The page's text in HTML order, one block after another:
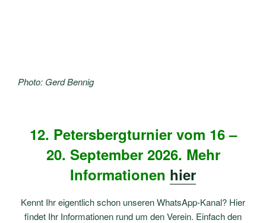
Photo: Gerd Bennig
12. Petersbergturnier vom 16 –
20. September 2026. Mehr
Informationen hier
Kennt Ihr eigentlich schon unseren WhatsApp-Kanal? Hier
findet Ihr Informationen rund um den Verein. Einfach den